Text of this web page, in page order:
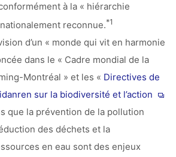
à la « hiérarchie
reconnue.*1
d’un « monde qui vit en harmonie
dans le « Cadre mondial de la
Montréal » et les « Directives de
sur la biodiversité et l’action
que la prévention de la pollution
des déchets et la
en eau sont des enjeux